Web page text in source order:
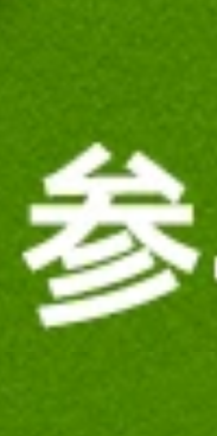
16 Plus 笔记本
原价: